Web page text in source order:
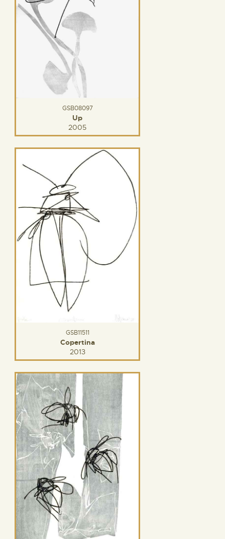
GSB08097
Up
2005
GSB11511
Copertina
2013